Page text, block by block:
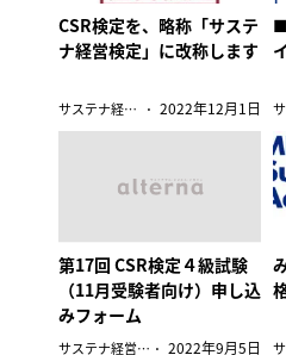
CSR検定を、略称「サステ
ナ経営検定」に改称します
サステナ経営検定 2022年12月1日
第17回 CSR検定４級試験
（11月受験者向け）申し込
みフォーム
サステナ経営検定 2022年9月5日